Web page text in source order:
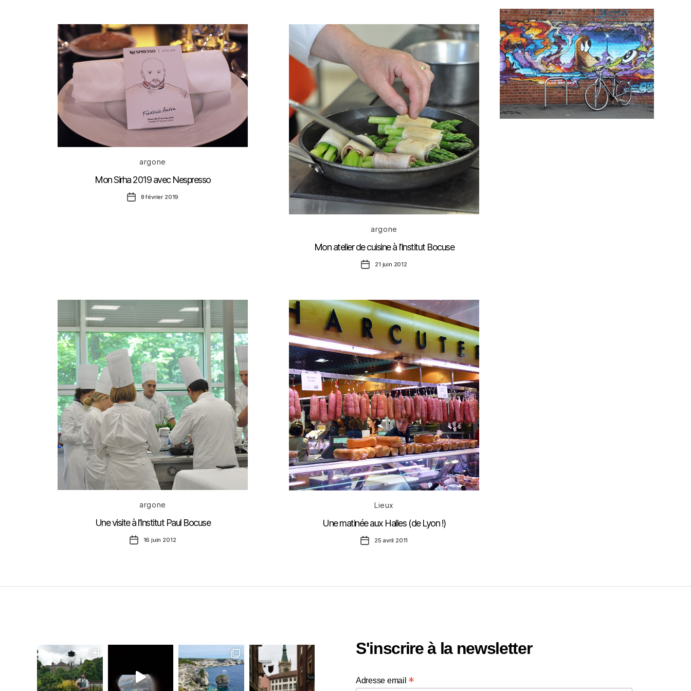
argone
Mon Sirha 2019 avec Nespresso
Date
de
8 février 2019
argone
Mon atelier de cuisine à l’Institut Bocuse
Date
de
21 juin 2012
argone
Une visite à l’Institut Paul Bocuse
Date
de
16 juin 2012
Lieux
Une matinée aux Halles (de Lyon !)
Date
de
25 avril 2011
S'inscrire à la newsletter
Adresse email *